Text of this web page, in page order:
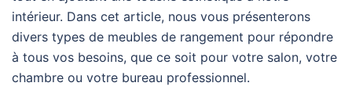
intérieur. Dans cet article, nous vous présenterons
divers types de meubles de rangement pour répondre
à tous vos besoins, que ce soit pour votre salon, votre
chambre ou votre bureau professionnel.